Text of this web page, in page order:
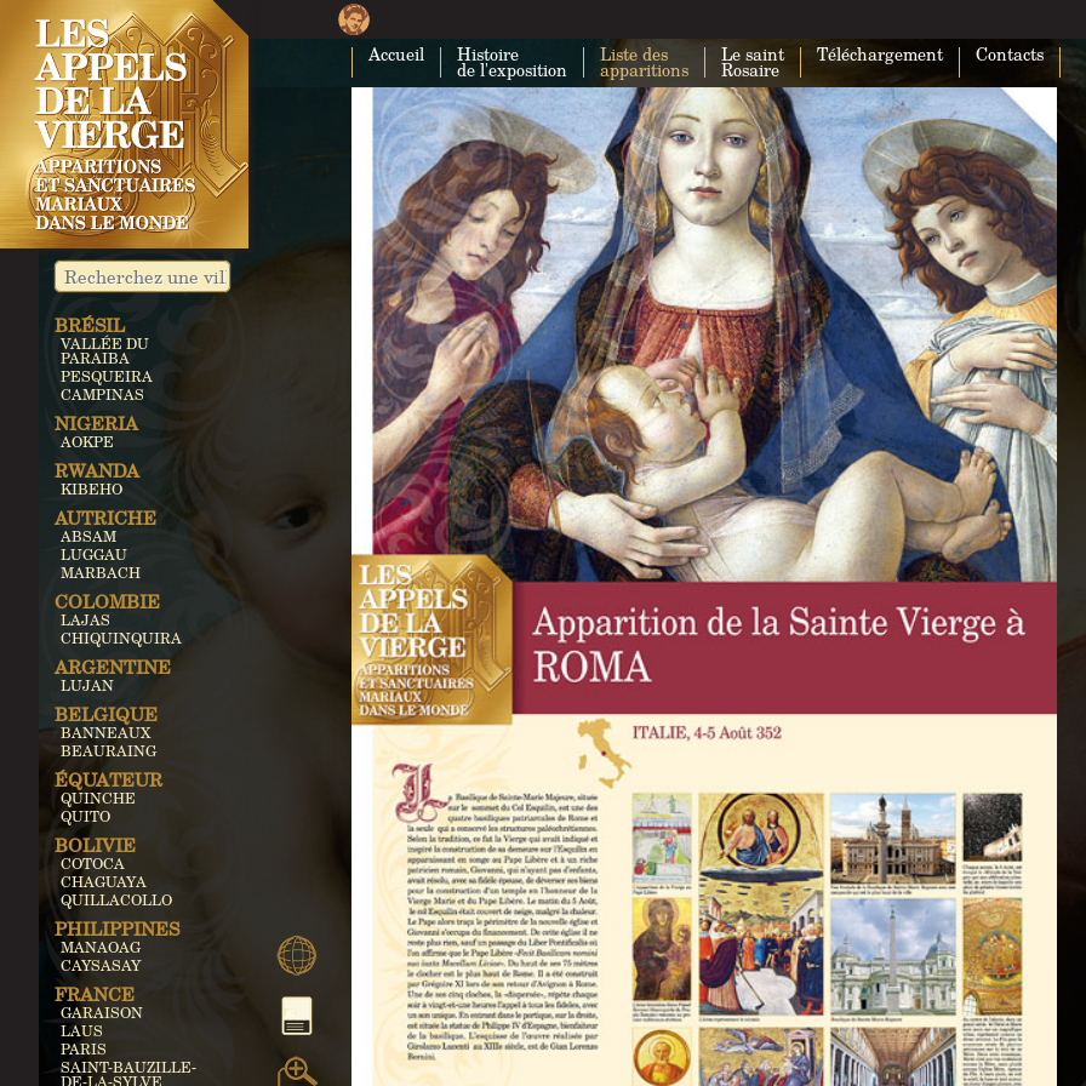
Accueil Histoire
de l'exposition
Liste des
apparitions
Le saint
Rosaire
Téléchargement Contacts
Impossible de charger Google Maps
correctement sur cette page.
Ce site Web vous appartient ?
BRÉSIL
VALLÉE DU
PARAIBA
PESQUEIRA
CAMPINAS
NIGERIA
AOKPE
RWANDA
KIBEHO
AUTRICHE
ABSAM
LUGGAU
MARBACH
COLOMBIE
LAJAS
CHIQUINQUIRA
ARGENTINE
LUJAN
BELGIQUE
BANNEAUX
BEAURAING
ÉQUATEUR
QUINCHE
QUITO
BOLIVIE
COTOCA
CHAGUAYA
QUILLACOLLO
PHILIPPINES
MANAOAG
CAYSASAY
FRANCE
GARAISON
LAUS
PARIS
SAINT-BAUZILLE-
DE-LA-SYLVE